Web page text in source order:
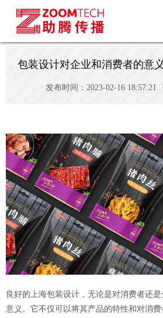
包装设计对企业和消费者的意
发布时间：2023-02-16 18:57:21
良好的上海包装设计，无论是对消费者还
意义。它不仅可以将其产品的特性和对消